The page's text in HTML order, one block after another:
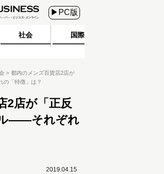
▶PC版
社会 国際
都内のメンズ百貨店2店が
の「特徴」は？
2店が「正反
――それぞれ
2019.04.15